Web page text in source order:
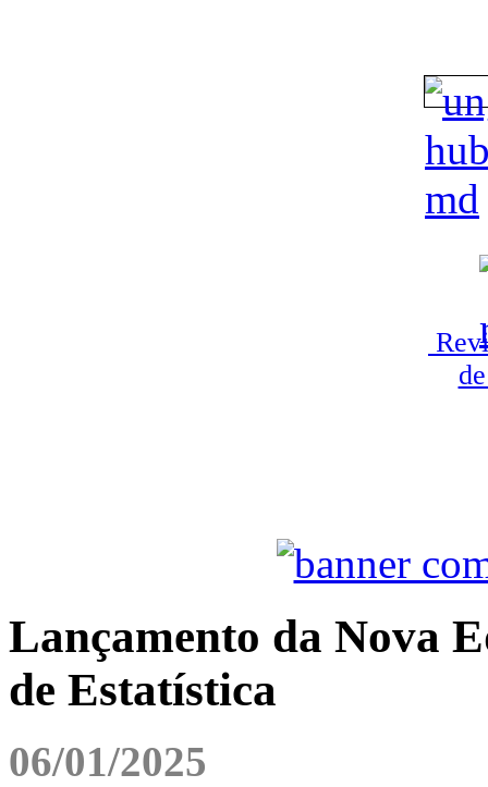
Lançamento da Nova
de Estatística
06/01/2025